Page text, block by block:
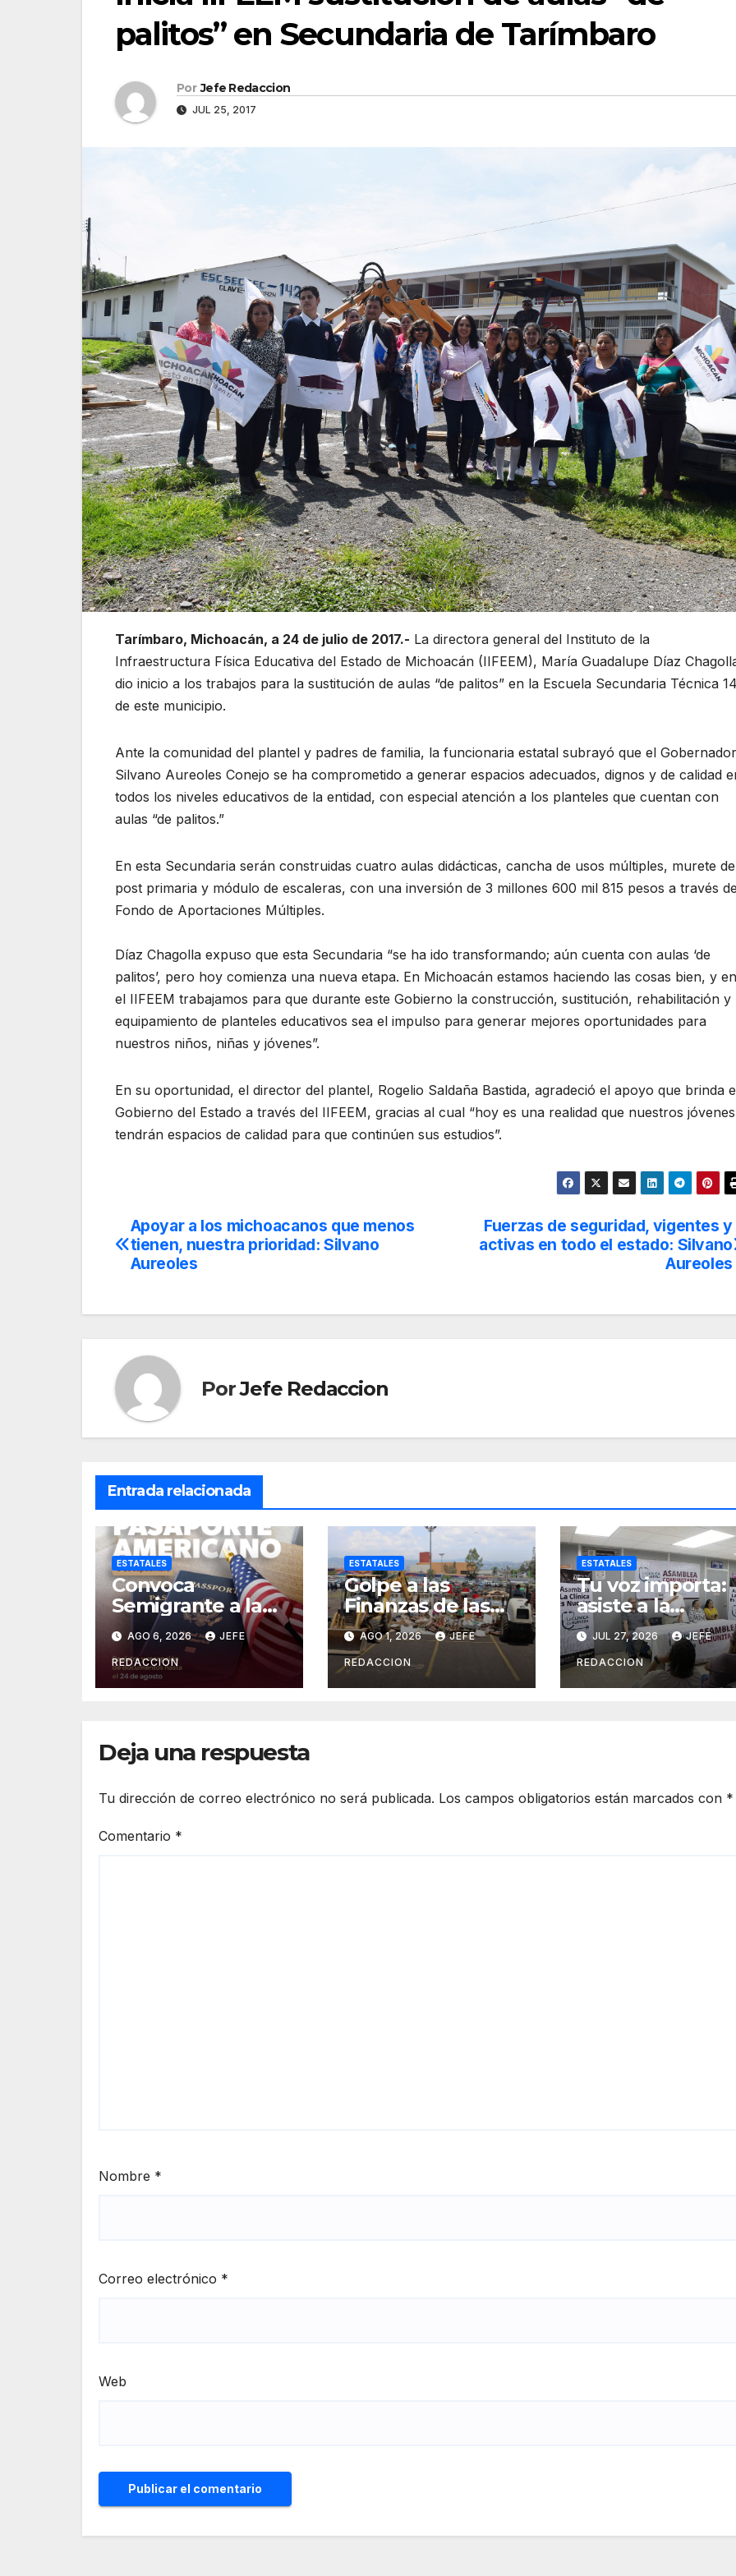
palitos” en Secundaria de Tarímbaro
Por Jefe Redaccion
JUL 25, 2017
Tarímbaro, Michoacán, a 24 de julio de 2017.- La directora general del Instituto de la
Infraestructura Física Educativa del Estado de Michoacán (IIFEEM), María Guadalupe Díaz
dio inicio a los trabajos para la sustitución de aulas “de palitos” en la Escuela Secundaria Técnica
de este municipio.
Ante la comunidad del plantel y padres de familia, la funcionaria estatal subrayó que el Gobernador
Silvano Aureoles Conejo se ha comprometido a generar espacios adecuados, dignos y de calidad
todos los niveles educativos de la entidad, con especial atención a los planteles que cuentan con
aulas “de palitos.”
En esta Secundaria serán construidas cuatro aulas didácticas, cancha de usos múltiples, murete de
post primaria y módulo de escaleras, con una inversión de 3 millones 600 mil 815 pesos a través
Fondo de Aportaciones Múltiples.
Díaz Chagolla expuso que esta Secundaria “se ha ido transformando; aún cuenta con aulas ‘de
palitos’, pero hoy comienza una nueva etapa. En Michoacán estamos haciendo las cosas bien, y en
el IIFEEM trabajamos para que durante este Gobierno la construcción, sustitución, rehabilitación y
equipamiento de planteles educativos sea el impulso para generar mejores oportunidades para
nuestros niños, niñas y jóvenes”.
En su oportunidad, el director del plantel, Rogelio Saldaña Bastida, agradeció el apoyo que brinda
Gobierno del Estado a través del IIFEEM, gracias al cual “hoy es una realidad que nuestros jóvenes
tendrán espacios de calidad para que continúen sus estudios”.
Navegación
de
Fuerzas de seguridad, vigentes y
activas en todo el estado: Silvano
Aureoles
Apoyar a los michoacanos que menos
tienen, nuestra prioridad: Silvano
Aureoles
PorJefe Redaccion
Entrada relacionada
ESTATALES
Convoca
Semigrante a la
Feria del
Pasaporte
Estadounidense
2026
AGO 6, 2026 JEFE
REDACCION
ESTATALES
Golpe a las
Finanzas de las
Organizaciones
Criminales en
Operativos
Interinstitucional
AGO 1, 2026 JEFE
REDACCION
ESTATALES
Tu voz importa:
asiste a la
asamblea y
transforma tu
clínica del IMSS-
Bienestar
JUL 27, 2026 JEFE
REDACCION
Deja una respuesta
Tu dirección de correo electrónico no será publicada. Los campos obligatorios están marcados con *
Comentario *
Nombre *
Correo electrónico *
Web